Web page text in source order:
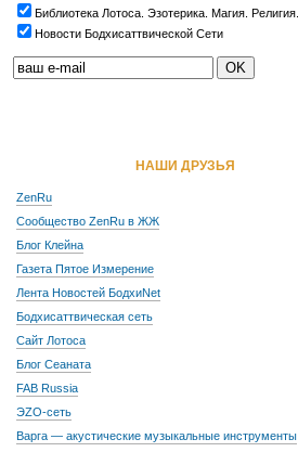
Библиотека Лотоса. Эзотерика. Магия. Религия.
Новости Бодхисаттвической Сети
НАШИ ДРУЗЬЯ
ZenRu
Сообщество ZenRu в ЖЖ
Блог Клейна
Газета Пятое Измерение
Лента Новостей БодхиNet
Бодхисаттвическая сеть
Сайт Лотоса
Блог Сеаната
FAB Russia
ЭZО-сеть
Варга — акустические музыкальные инструменты